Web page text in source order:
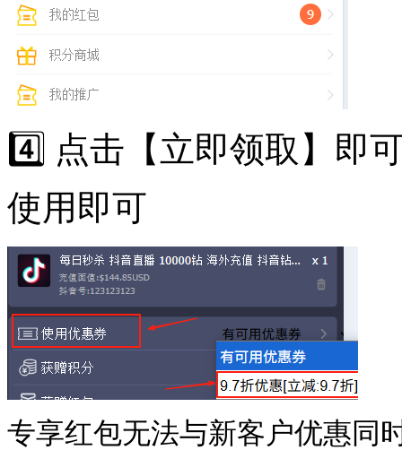
4️⃣ 点击【立即领取】即
使用即可
专享红包无法与新客户优惠同